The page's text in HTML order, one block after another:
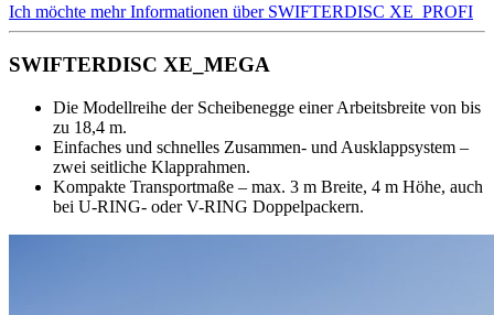
Ich möchte mehr Informationen über SWIFTERDISC XE_PROFI
SWIFTERDISC XE_MEGA
Die Modellreihe der Scheibenegge einer Arbeitsbreite von bis
zu 18,4 m.
Einfaches und schnelles Zusammen- und Ausklappsystem –
zwei seitliche Klapprahmen.
Kompakte Transportmaße – max. 3 m Breite, 4 m Höhe, auch
bei U-RING- oder V-RING Doppelpackern.